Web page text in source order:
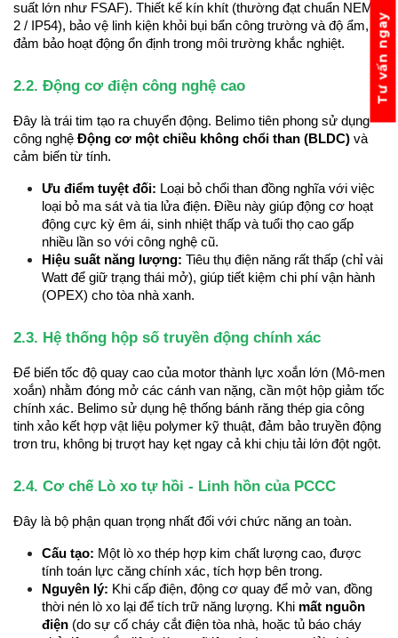
suất lớn như FSAF). Thiết kế kín khít (thường đạt chuẩn NEMA
2 / IP54), bảo vệ linh kiện khỏi bụi bẩn công trường và độ ẩm,
đảm bảo hoạt động ổn định trong môi trường khắc nghiệt.
2.2. Động cơ điện công nghệ cao
Đây là trái tim tạo ra chuyển động. Belimo tiên phong sử dụng
công nghệ Động cơ một chiều không chổi than (BLDC) và
cảm biến từ tính.
Ưu điểm tuyệt đối: Loại bỏ chổi than đồng nghĩa với việc
loại bỏ ma sát và tia lửa điện. Điều này giúp động cơ hoạt
động cực kỳ êm ái, sinh nhiệt thấp và tuổi thọ cao gấp
nhiều lần so với công nghệ cũ.
Hiệu suất năng lượng: Tiêu thụ điện năng rất thấp (chỉ vài
Watt để giữ trạng thái mở), giúp tiết kiệm chi phí vận hành
(OPEX) cho tòa nhà xanh.
2.3. Hệ thống hộp số truyền động chính xác
Để biến tốc độ quay cao của motor thành lực xoắn lớn (Mô-men
xoắn) nhằm đóng mở các cánh van nặng, cần một hộp giảm tốc
chính xác. Belimo sử dụng hệ thống bánh răng thép gia công
tinh xảo kết hợp vật liệu polymer kỹ thuật, đảm bảo truyền động
trơn tru, không bị trượt hay kẹt ngay cả khi chịu tải lớn đột ngột.
2.4. Cơ chế Lò xo tự hồi - Linh hồn của PCCC
Đây là bộ phận quan trọng nhất đối với chức năng an toàn.
Cấu tạo: Một lò xo thép hợp kim chất lượng cao, được
tính toán lực căng chính xác, tích hợp bên trong.
Nguyên lý: Khi cấp điện, động cơ quay để mở van, đồng
thời nén lò xo lại để tích trữ năng lượng. Khi mất nguồn
điện (do sự cố cháy cắt điện tòa nhà, hoặc tủ báo cháy
Tư vấn ngay